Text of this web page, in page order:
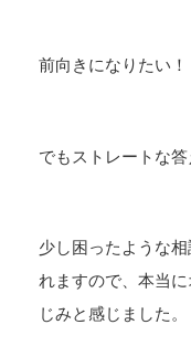
前向きになりたい！
でもストレートな答
少し困ったような
れますので、本当
じみと感じました。